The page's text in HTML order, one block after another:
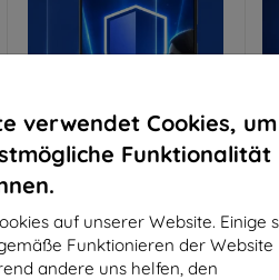
verwendet Cookies, um
Funktionalität
auf unserer Website. Einige
Funktionieren der Website
andere uns helfen, den
Gutschein
3mk Pure Matt Schutzglas